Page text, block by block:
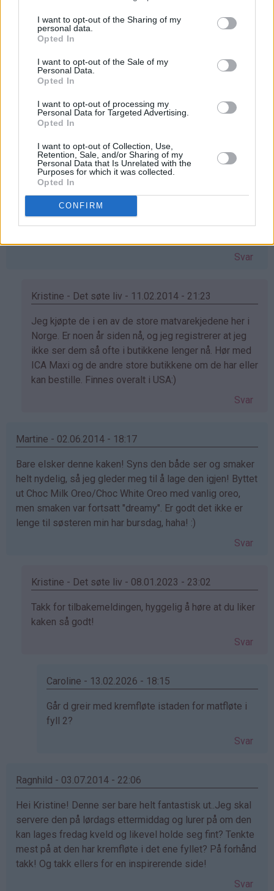
I want to opt-out of the Sharing of my
personal data.
Opted In
I want to opt-out of the Sale of my
Personal Data.
Opted In
I want to opt-out of processing my
Personal Data for Targeted Advertising.
Opted In
I want to opt-out of Collection, Use,
Retention, Sale, and/or Sharing of my
Personal Data that Is Unrelated with the
Purposes for which it was collected.
Opted In
CONFIRM
114 kommentarer
Malin - 04.02.2014 - 15:22
Svar
Kristine - Det søte liv - 11.02.2014 - 21:23
Som
svar
på
av
Malin
Jeg kjøpte de i en av de store matvarekjedene her i
Norge. Er noen år siden nå, og jeg registrerer at jeg
ikke ser dem så ofte i butikkene lenger nå. Hør med
ICA Maxi og de andre store butikkene om de har eller
kan bestille. Finnes overalt i USA:)
Svar
Martine - 02.06.2014 - 18:17
Bare elsker denne kaken! Syns den både ser og smaker
helt nydelig, så jeg gleder meg til å lage den igjen! Byttet
ut Choc Milk Oreo/Choc White Oreo med vanlig oreo,
men smaken var fortsatt "dreamy". Er godt det ikke er
lenge til søsteren min har bursdag, haha! :)
Svar
Kristine - Det søte liv - 08.01.2023 - 23:02
Som
svar
(ikke
Takk for tilbakemeldingen, hyggelig å høre at du liker
kaken så godt!
Svar
Caroline - 13.02.2026 - 18:15
Som
svar
-
Går d greir med kremfløte istaden for matfløte i
fyll 2?
Svar
Ragnhild - 03.07.2014 - 22:06
Hei Kristine! Denne ser bare helt fantastisk ut..Jeg skal
servere den på lørdags ettermiddag og lurer på om den
kan lages fredag kveld og likevel holde seg fint? Tenkte
mest på at den har kremfløte i det ene fyllet? På forhånd
takk! Og takk ellers for en inspirerende side!
Svar